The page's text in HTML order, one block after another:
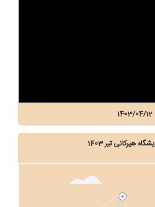
1403/04/12
هیرکانی تیر 1403